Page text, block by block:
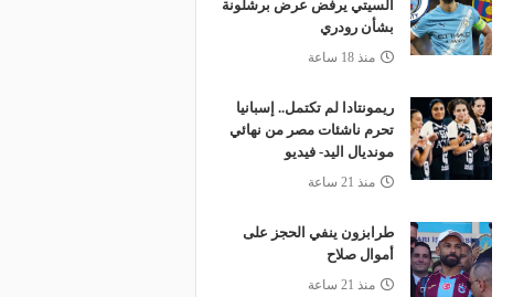
السيتي يرفض عرض برشلونة
بشأن رودري
منذ 18 ساعة
ريمونتادا لم تكتمل.. إسبانيا
تحرم ناشئات مصر من نهائي
مونديال اليد- فيديو
منذ 21 ساعة
طرابزون ينفي الحجز على
أموال صلاح
منذ 21 ساعة